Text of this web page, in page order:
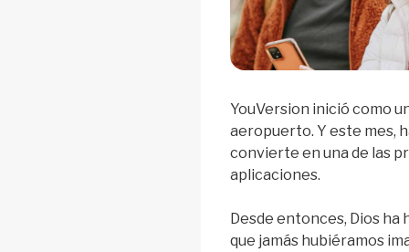
YouVersion inició como
aeropuerto. Y este mes,
convierte en una de las
aplicaciones.
Desde entonces, Dios
que jamás hubiéramos